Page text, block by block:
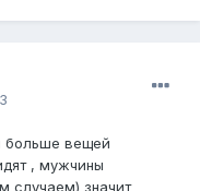
больше вещей
, мужчины
случаем) значит